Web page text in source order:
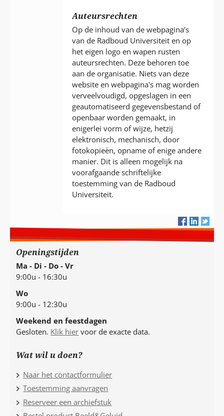
Auteursrechten
Op de inhoud van de webpagina’s
van de Radboud Universiteit en op
het eigen logo en wapen rusten
auteursrechten. Deze behoren toe
aan de organisatie. Niets van deze
website en webpagina's mag worden
verveelvoudigd, opgeslagen in een
geautomatiseerd gegevensbestand of
openbaar worden gemaakt, in
enigerlei vorm of wijze, hetzij
elektronisch, mechanisch, door
fotokopieën, opname of enige andere
manier. Dit is alleen mogelijk na
voorafgaande schriftelijke
toestemming van de Radboud
Universiteit.
Openingstijden
Ma - Di - Do - Vr
9:00u - 16:30u
Wo
9:00u - 12:30u
Weekend en feestdagen
Gesloten. Klik hier voor de exacte data.
Wat wil u doen?
Naar het contactformulier
Toestemming aanvragen
Reserveer een archiefstuk